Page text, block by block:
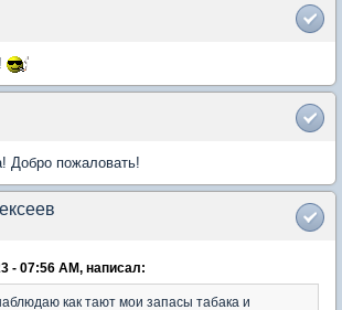
Добро пожаловать!
- 07:56 AM, написал:
как тают мои запасы табака и